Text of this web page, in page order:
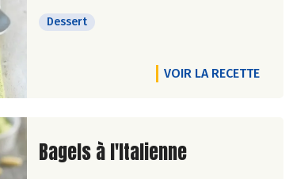
Dessert
VOIR LA RECETTE
Lire la suite de la recette
Bagels à l'Italienne